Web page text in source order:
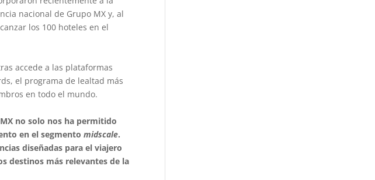
nacional de Grupo MX y, al
los 100 hoteles en el
accede a las plataformas
el programa de lealtad más
en todo el mundo.
no solo nos ha permitido
en el segmentomidscale.
diseñadas para el viajero
destinos más relevantes de la